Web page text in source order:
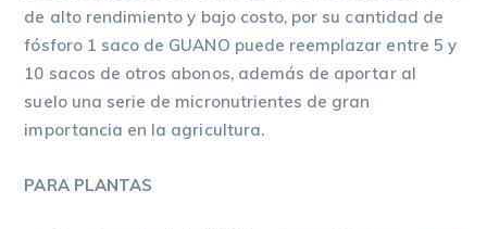
de alto rendimiento y bajo costo, por su cantidad de
fósforo 1 saco de GUANO puede reemplazar entre 5 y
10 sacos de otros abonos, además de aportar al
suelo una serie de micronutrientes de gran
importancia en la agricultura.
PARA PLANTAS